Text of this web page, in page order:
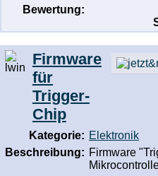
Bewertung:
Firmware
für
Trigger-
Chip
Kategorie: Elektronik
Beschreibung: Firmware